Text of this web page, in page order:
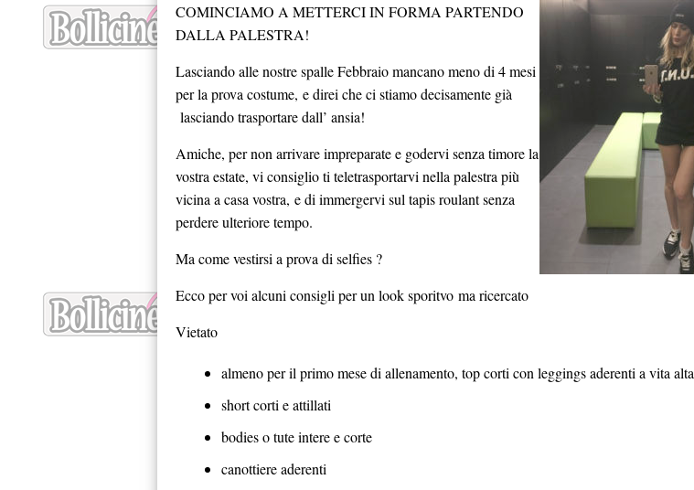
COMINCIAMO A METTERCI IN FORMA PARTENDO
DALLA PALESTRA!
Lasciando alle nostre spalle Febbraio mancano meno di 4 mesi
per la prova costume, e direi che ci stiamo decisamente già
lasciando trasportare dall’ ansia!
Amiche, per non arrivare impreparate e godervi senza timore la
vostra estate, vi consiglio ti teletrasportarvi nella palestra più
vicina a casa vostra, e di immergervi sul tapis roulant senza
perdere ulteriore tempo.
Ma come vestirsi a prova di selfies ?
Ecco per voi alcuni consigli per un look sporitvo ma ricercato
Vietato
almeno per il primo mese di allenamento, top corti con leggings aderenti a vita alta
short corti e attillati
bodies o tute intere e corte
canottiere aderenti